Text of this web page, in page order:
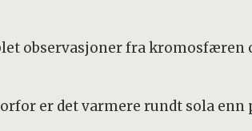
observasjoner fra kromosfæren
er det varmere rundt sola enn